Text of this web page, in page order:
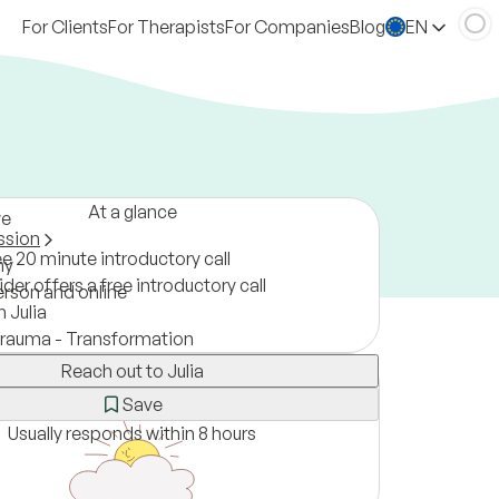
For ClientsFor TherapistsFor CompaniesBlog EN
At a glance
and online
20 minute introductory call
offers a free introductory call
Julia
- Transformation
Reach out to Julia
Save
Usually responds within 8 hours